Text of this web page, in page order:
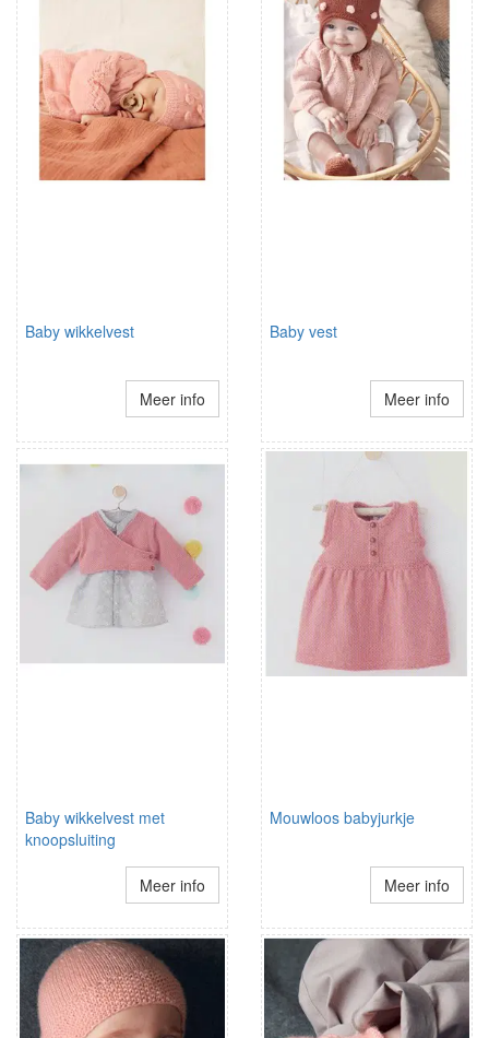
Baby wikkelvest
Meer info
Baby vest
Meer info
Baby wikkelvest met
knoopsluiting
Meer info
Mouwloos babyjurkje
Meer info